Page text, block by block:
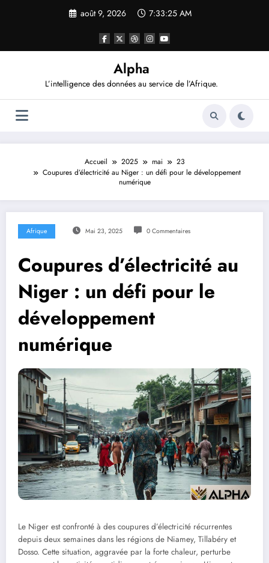
août 9, 2026 7:33:26 AM
Alpha
L’intelligence des données au service de l’Afrique.
Accueil 2025 mai
23
Coupures d’électricité au Niger : un défi pour le développement
numérique
Afrique Mai 23, 2025 0 Commentaires
Coupures d’électricité au
Niger : un défi pour le
développement
numérique
Le Niger est confronté à des coupures d’électricité récurrentes
depuis deux semaines dans les régions de Niamey, Tillabéry et
Dosso. Cette situation, aggravée par la forte chaleur, perturbe